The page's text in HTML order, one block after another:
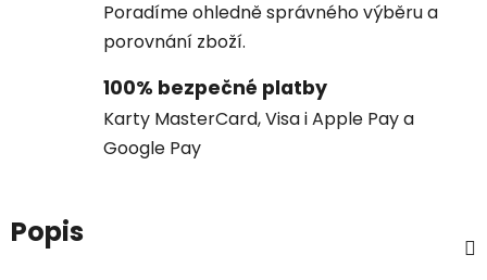
Poradíme ohledně správného výběru a
porovnání zboží.
100% bezpečné platby
Karty MasterCard, Visa i Apple Pay a
Google Pay
Popis